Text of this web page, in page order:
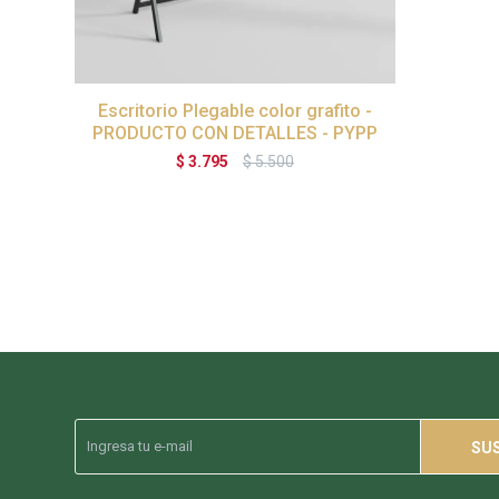
Escritorio Plegable color grafito -
PRODUCTO CON DETALLES - PYPP
$ 3.795 $5.500